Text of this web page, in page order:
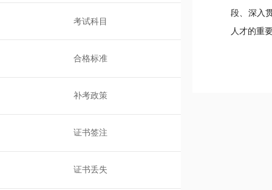
考试科目
合格标准
补考政策
证书签注
证书丢失
段、深入
人才的重